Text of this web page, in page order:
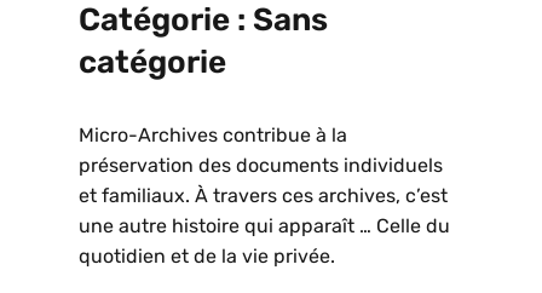
Catégorie : Sans
catégorie
Micro-Archives contribue à la
préservation des documents individuels
et familiaux. À travers ces archives, c’est
une autre histoire qui apparaît … Celle du
quotidien et de la vie privée.